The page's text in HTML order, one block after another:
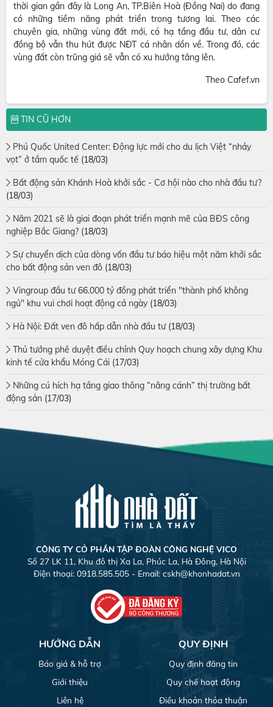
thời gian gần đây là Long An, TP.Biên Hoà (Đồng Nai) do đang
có những tiềm năng phát triển trong tương lai. Theo các
chuyên gia, những vùng đất mới, có hạ tầng đầu tư, dân cư
đồng bộ vẫn thu hút được NĐT cá nhân dồn về. Trong đó, các
vùng đất còn trũng giá sẽ vẫn có xu hướng tăng lên.
Theo Cafef.vn
TIN CŨ HƠN
Phú Quốc United Center: Động lực mới cho du lịch Việt “nhảy
vọt” ở tầm quốc tế (18/03)
Bất động sản Khánh Hoà khởi sắc - Cơ hội nào cho nhà đầu tư?
(18/03)
Năm 2021 sẽ là giai đoạn phát triển mạnh mẽ của BĐS công
nghiệp Bắc Giang? (18/03)
Sự chuyển dịch của dòng vốn đầu tư báo hiệu một năm khởi sắc
cho bất động sản ven đô (18/03)
Vingroup đầu tư 66.000 tỷ đồng phát triển "thành phố không
ngủ" khu vui chơi hoạt động cả ngày (18/03)
Hà Nội: Đất ven đô hấp dẫn nhà đầu tư(18/03)
Thủ tướng phê duyệt điều chỉnh Quy hoạch chung xây dựng Khu
kinh tế cửa khẩu Móng Cái (17/03)
Những cú hích hạ tầng giao thông “nâng cánh” thị trường bất
động sản (17/03)
CÔNG TY CỎ PHẦN TẬP ĐOÀN CÔNG NGHỆ VICO
Số 27 LK 11, Khu đô thị Xa La, Phúc La, Hà Đông, Hà Nội
Điện thoại: 0918.585.505 - Email: cskh@khonhadat.vn
HƯỚNG DẪN
Báo giá & hỗ trợ
Giới thiệu
Liên hệ
QUY ĐỊNH
Quy định đăng tin
Quy chế hoạt động
Điều khoản thỏa thuận